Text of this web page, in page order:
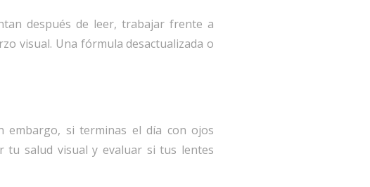
después de leer, trabajar frente a
visual. Una fórmula desactualizada o
embargo, si terminas el día con ojos
tu salud visual y evaluar si tus lentes